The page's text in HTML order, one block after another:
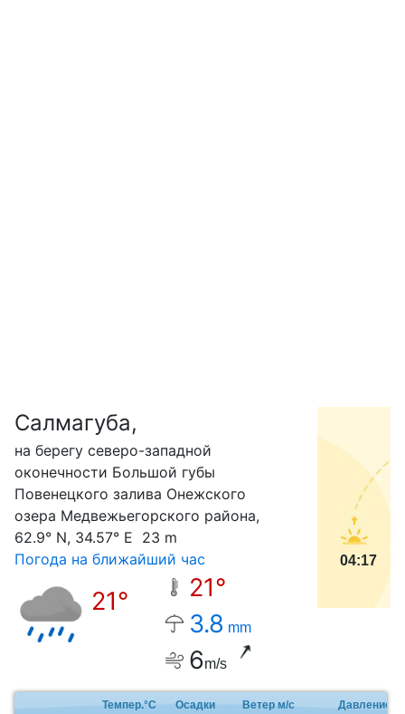
Салмагуба,
на берегу северо-западной
оконечности Большой губы
Повенецкого залива Онежского
озера Медвежьегорского района,
62.9° N, 34.57° E 23 m
Погода на ближайший час
21°
21°
3.8 mm
6m/s
04:17
Темпер.°C Осадки Ветер м/с Давление